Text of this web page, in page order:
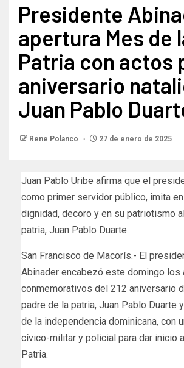
Presidente
apertura Mes de
Patria con actos
aniversario
Juan Pablo
Rene Polanco 27 de enero de 2025
Juan Pablo Uribe afirma que el
como primer servidor público, imita
dignidad, decoro y en su patriotismo
patria, Juan Pablo Duarte.
San Francisco de Macorís.- El
Abinader encabezó este domingo los
conmemorativos del 212 aniversario
padre de la patria, Juan Pablo Duarte
de la independencia dominicana, con
cívico-militar y policial para dar inicio
Patria.